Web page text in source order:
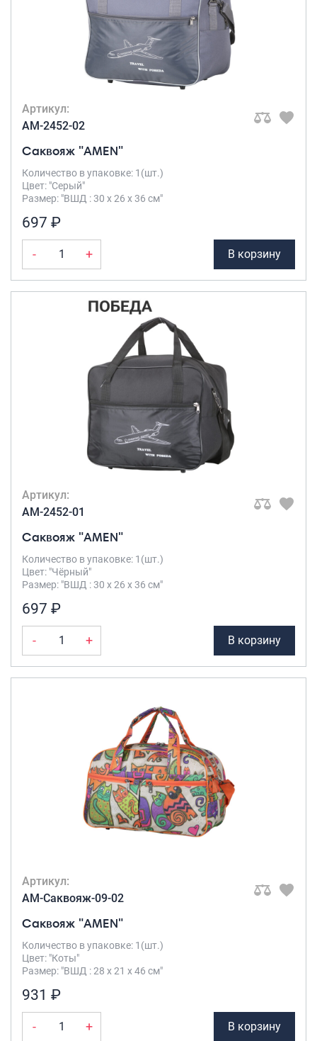
Артикул:
AM-2452-02
Саквояж "AMEN"
Количество в упаковке: 1(шт.)
Цвет: "Серый"
Размер: "ВШД : 30 х 26 х 36 см"
697 ₽
- + В корзину
Артикул:
AM-2452-01
Саквояж "AMEN"
Количество в упаковке: 1(шт.)
Цвет: "Чёрный"
Размер: "ВШД : 30 х 26 х 36 см"
697 ₽
- + В корзину
Артикул:
AM-Саквояж-09-02
Саквояж "AMEN"
Количество в упаковке: 1(шт.)
Цвет: "Коты"
Размер: "ВШД : 28 х 21 х 46 см"
931 ₽
- + В корзину